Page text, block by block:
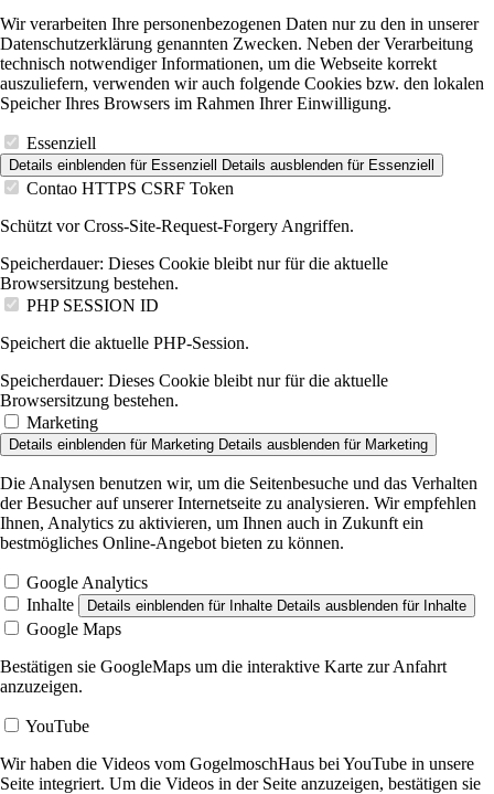
Wir verarbeiten Ihre personenbezogenen Daten nur zu den in unserer
Datenschutzerklärung genannten Zwecken. Neben der Verarbeitung
technisch notwendiger Informationen, um die Webseite korrekt
auszuliefern, verwenden wir auch folgende Cookies bzw. den lokalen
Speicher Ihres Browsers im Rahmen Ihrer Einwilligung.
Essenziell
Details einblenden für Essenziell Details ausblenden für Essenziell
Contao HTTPS CSRF Token
Schützt vor Cross-Site-Request-Forgery Angriffen.
Speicherdauer: Dieses Cookie bleibt nur für die aktuelle
Browsersitzung bestehen.
PHP SESSION ID
Speichert die aktuelle PHP-Session.
Speicherdauer: Dieses Cookie bleibt nur für die aktuelle
Browsersitzung bestehen.
Marketing
Details einblenden für Marketing Details ausblenden für Marketing
Die Analysen benutzen wir, um die Seitenbesuche und das Verhalten
der Besucher auf unserer Internetseite zu analysieren. Wir empfehlen
Ihnen, Analytics zu aktivieren, um Ihnen auch in Zukunft ein
bestmögliches Online-Angebot bieten zu können.
Google Analytics
Inhalte
Details einblenden für Inhalte Details ausblenden für Inhalte
Google Maps
Bestätigen sie GoogleMaps um die interaktive Karte zur Anfahrt
anzuzeigen.
YouTube
Wir haben die Videos vom GogelmoschHaus bei YouTube in unsere
Seite integriert. Um die Videos in der Seite anzuzeigen, bestätigen sie